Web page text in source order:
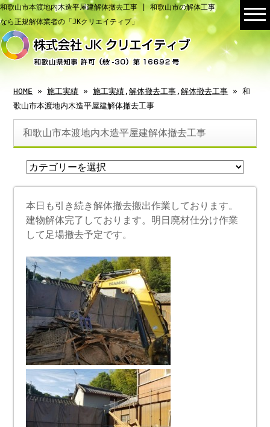
和歌山市本渡地内木造平屋建解体撤去工事 | 和歌山市の解体工事
なら正規解体業者の「JKクリエイティブ」
HOME »施工実績 »施工実績 ,解体撤去工事 ,解体撤去工事 » 和
歌山市本渡地内木造平屋建解体撤去工事
和歌山市本渡地内木造平屋建解体撤去工事
本日も引き続き解体撤去搬出作業しております。
建物解体完了しております。明日廃材仕分け作業
して足場撤去予定です。